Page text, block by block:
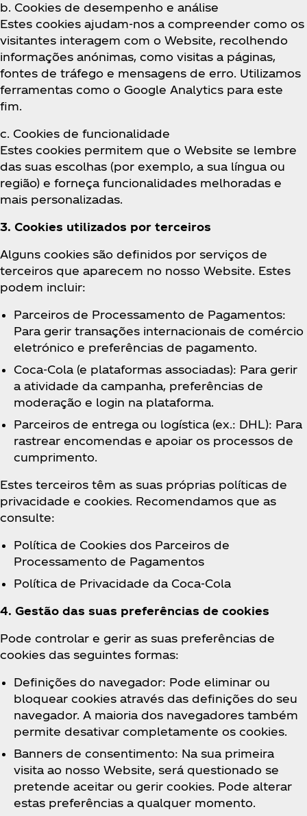
b. Cookies de desempenho e análise
Estes cookies ajudam-nos a compreender como os
visitantes interagem com o Website, recolhendo
informações anónimas, como visitas a páginas,
fontes de tráfego e mensagens de erro. Utilizamos
ferramentas como o Google Analytics para este
fim.
c. Cookies de funcionalidade
Estes cookies permitem que o Website se lembre
das suas escolhas (por exemplo, a sua língua ou
região) e forneça funcionalidades melhoradas e
mais personalizadas.
3. Cookies utilizados por terceiros
Alguns cookies são definidos por serviços de
terceiros que aparecem no nosso Website. Estes
podem incluir:
Parceiros de Processamento de Pagamentos:
Para gerir transações internacionais de comércio
eletrónico e preferências de pagamento.
Coca‑Cola (e plataformas associadas): Para gerir
a atividade da campanha, preferências de
moderação e login na plataforma.
Parceiros de entrega ou logística (ex.: DHL): Para
rastrear encomendas e apoiar os processos de
cumprimento.
Estes terceiros têm as suas próprias políticas de
privacidade e cookies. Recomendamos que as
consulte:
Política de Cookies dos Parceiros de
Processamento de Pagamentos
Política de Privacidade da Coca‑Cola
4. Gestão das suas preferências de cookies
Pode controlar e gerir as suas preferências de
cookies das seguintes formas:
Definições do navegador: Pode eliminar ou
bloquear cookies através das definições do seu
navegador. A maioria dos navegadores também
permite desativar completamente os cookies.
Banners de consentimento: Na sua primeira
visita ao nosso Website, será questionado se
pretende aceitar ou gerir cookies. Pode alterar
estas preferências a qualquer momento.